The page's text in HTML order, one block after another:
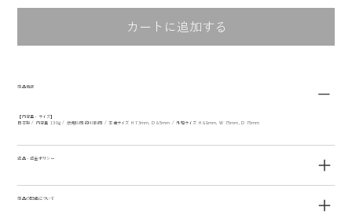
カートに追加する
商品情報
【内容量・サイズ】
日本製 / 内容量 130g / 燃焼時間 約40時間 / 本体サイズ H 73mm, D 85mm / 外箱サイズ H 88mm, W 75mm, D 75mm
返品・返金ポリシー
商品の配送について